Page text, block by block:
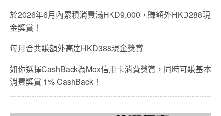
於2026年6月內累積消費滿HKD9,000，賺額外HKD288現
金獎賞！
每月合共賺額外高達HKD388現金獎賞！
如你選擇CashBack為Mox信用卡消費獎賞，同時可賺基本
消費獎賞 1% CashBack！